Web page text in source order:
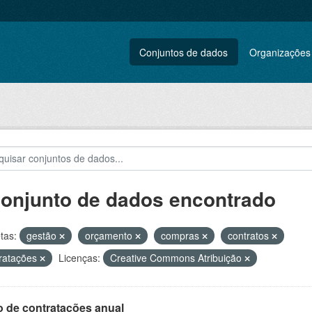
Conjuntos de dados Organizações
de dados encontrado
gestão orçamento compras
contratos
Licenças: Creative Commons Atribuição
de contratações anual